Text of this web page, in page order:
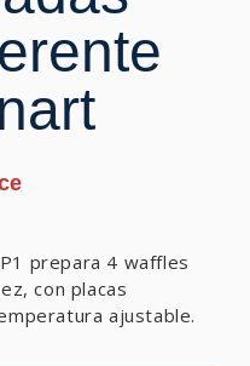
prepara 4 waffles
con placas
ajustable.